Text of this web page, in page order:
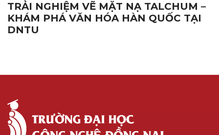
TRẢI NGHIỆM VẼ MẶT NẠ TALCHUM –
KHÁM PHÁ VĂN HÓA HÀN QUỐC TẠI
DNTU